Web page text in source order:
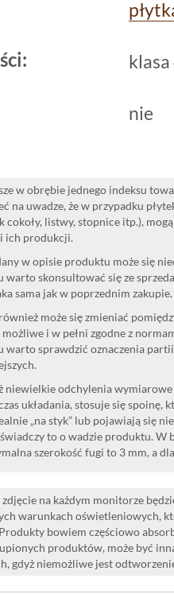
produkt, który nie
beton
to
potrzebami
klasa
nie
w obrębie jednego indeksu
na uwadze, że w przypadku
cokoły, listwy, stopnice itp.),
ich produkcji.
w opisie produktu może się
skonsultować się ze
sama jak w poprzednim zakupie.
może się zmieniać
i w pełni zgodne z
warto sprawdzić oznaczenia
niewielkie odchylenia
układania, stosuje się spoinę,
„na styk” lub pojawiają się
to o wadzie produktu. W
szerokość fugi to 3 mm, a
na każdym monitorze
warunkach oświetleniowych,
bowiem częściowo
produktów, może być
gdyż niemożliwe jest